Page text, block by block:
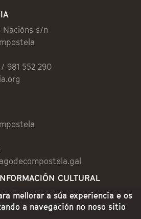
Nacións s/n
981 552 290
CULTURAL
Cervantes)
mellorar a súa experiencia e os
a navegación no noso sitio